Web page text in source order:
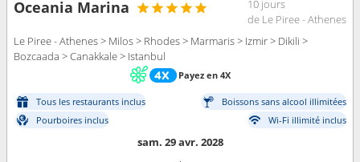
Oceania Marina
10 jours
de Le Piree - Athenes
Le Piree - Athenes > Milos > Rhodes > Marmaris > Izmir > Dikili >
Bozcaada > Canakkale > Istanbul
Payez en 4X
Tous les restaurants inclus
Boissons sans alcool illimitées
Pourboires inclus
Wi-Fi illimité inclus
sam. 29 avr. 2028